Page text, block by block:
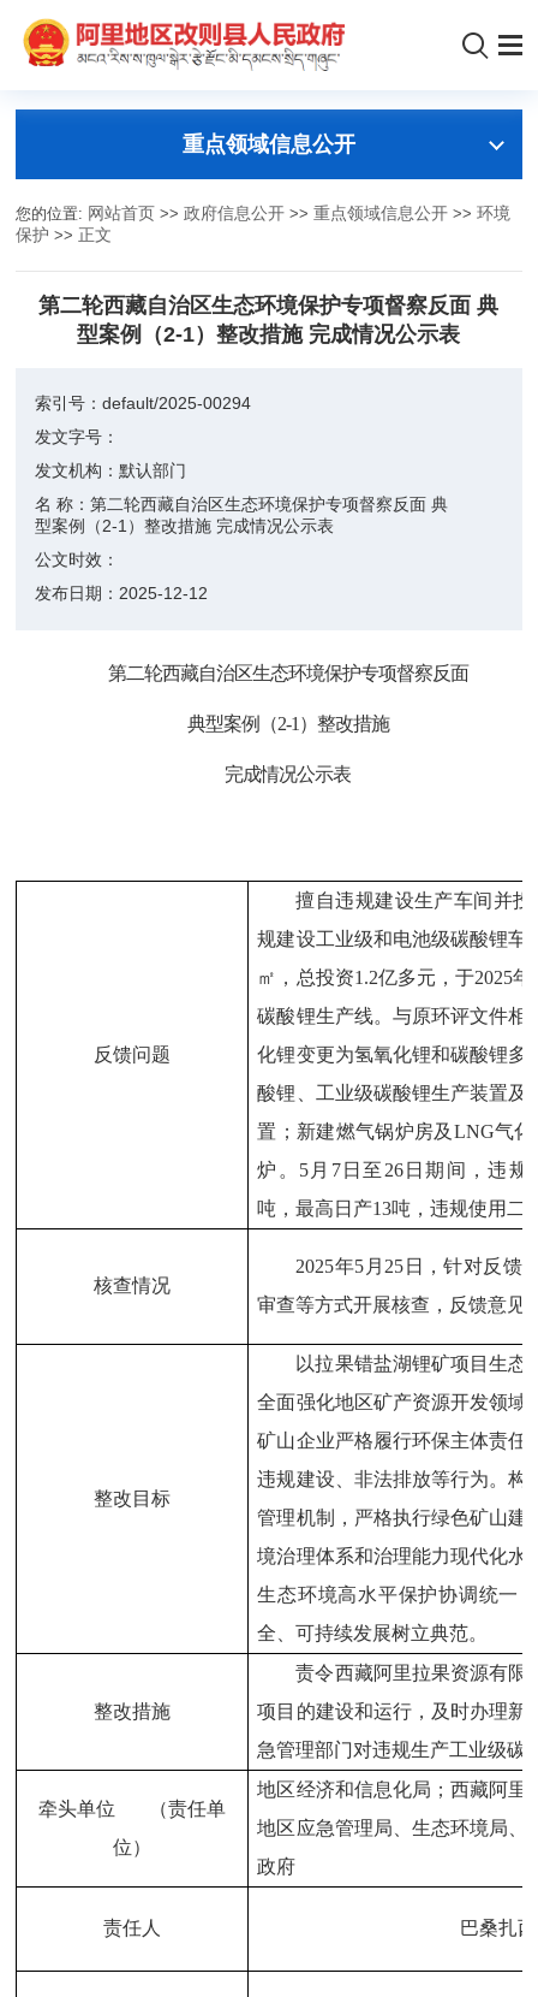
重点领域信息公开
您的位置: 网站首页 >>政府信息公开 >>重点领域信息公开 >>环境
保护 >> 正文
第二轮西藏自治区生态环境保护专项督察反面 典
型案例（2-1）整改措施 完成情况公示表
索引号：default/2025-00294
发文字号：
发文机构：默认部门
名 称：第二轮西藏自治区生态环境保护专项督察反面 典
型案例（2-1）整改措施 完成情况公示表
公文时效：
发布日期： 2025-12-12
第二轮西藏自治区生态环境保护专项督察反面
典型案例（2-1 ）整改措施
完成情况公示表
反馈问题
擅自违规建设生产车间并投
规建设工业级和电池级碳酸锂车
㎡，总投资1.2亿多元，于2025年
碳酸锂生产线。与原环评文件相
化锂变更为氢氧化锂和碳酸锂多
酸锂、工业级碳酸锂生产装置及
置；新建燃气锅炉房及 LNG气化
炉。 5 月 7日至 26日期间，违规
吨，最高日产13吨，违规使用二
核查情况
2025年5 月 25 日，针对反馈
审查等方式开展核查 ， 反馈意见
整改目标
以拉果错盐湖锂矿项目生态
全面强化地区矿产资源开发领域
矿山企业严格履行环保主体责任
违规建设、非法排放等行为。构
管理机制，严格执行绿色矿山建
境治理体系和治理能力现代化水
生态环境高水平保护协调统一
全、可持续发展树立典范。
整改措施
责令西藏阿里拉果资源有限
项目的建设和运行，及时办理新
急管理部门对违规生产工业级碳
牵头单位 （责任单
位）
地区经济和信息化局；西藏阿里
地区应急管理局、生态环境局、
政府
责任人 巴桑扎西